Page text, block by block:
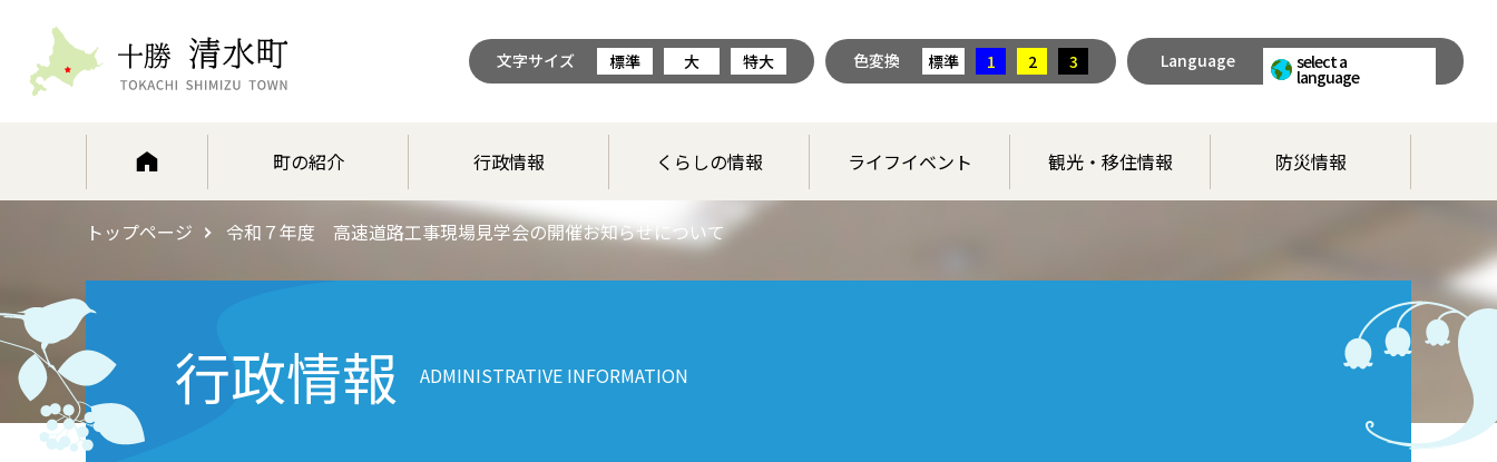
文字サイズ 標準 大 特大 色変換 標準 1 2 3 Language select a
language
町の紹介 行政情報 くらしの情報 ライフイベント 観光・移住情報 防災情報
トップページ 令和７年度 高速道路工事現場見学会の開催お知らせについて
行政情報 ADMINISTRATIVE INFORMATION